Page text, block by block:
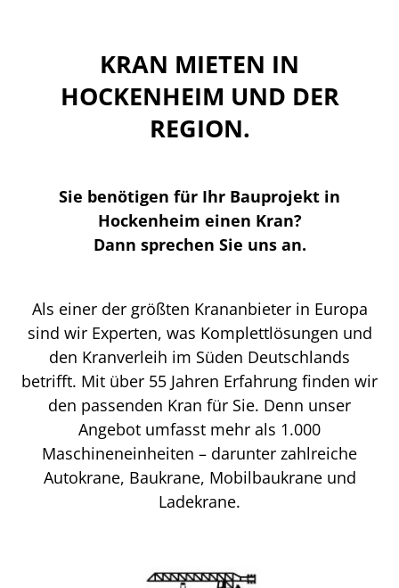
KRAN MIETEN IN
HOCKENHEIM UND DER
REGION.
Sie benötigen für Ihr Bauprojekt in
Hockenheim einen Kran?
Dann sprechen Sie uns an.
Als einer der größten Krananbieter in Europa
sind wir Experten, was Komplettlösungen und
den Kranverleih im Süden Deutschlands
betrifft. Mit über 55 Jahren Erfahrung finden wir
den passenden Kran für Sie. Denn unser
Angebot umfasst mehr als 1.000
Maschineneinheiten – darunter zahlreiche
Autokrane, Baukrane, Mobilbaukrane und
Ladekrane.